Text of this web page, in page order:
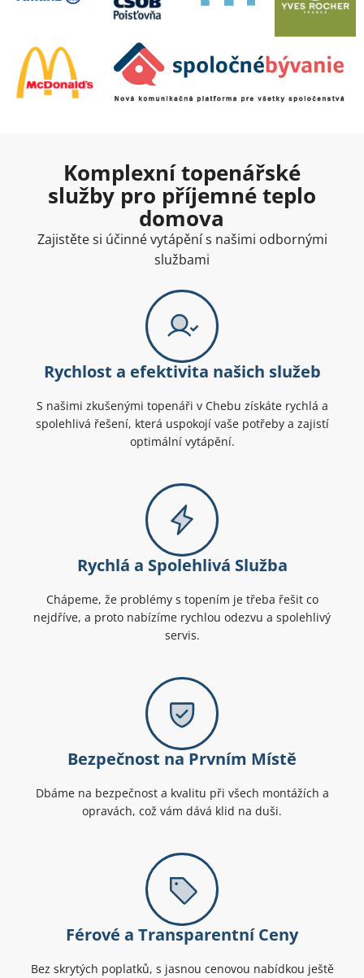
Komplexní topenářské
služby pro příjemné teplo
domova
Zajistěte si účinné vytápění s našimi odbornými
službami
Rychlost a efektivita našich služeb
S našimi zkušenými topenáři v Chebu získáte rychlá a
spolehlivá řešení, která uspokojí vaše potřeby a zajistí
optimální vytápění.
Rychlá a Spolehlivá Služba
Chápeme, že problémy s topením je třeba řešit co
nejdříve, a proto nabízíme rychlou odezvu a spolehlivý
servis.
Bezpečnost na Prvním Místě
Dbáme na bezpečnost a kvalitu při všech montážích a
opravách, což vám dává klid na duši.
Férové a Transparentní Ceny
Bez skrytých poplatků, s jasnou cenovou nabídkou ještě